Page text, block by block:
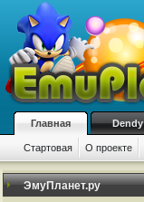
Главная Dendy
Стартовая О проекте
ЭмуПланет.ру